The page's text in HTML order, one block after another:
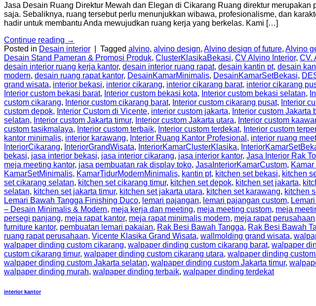
Jasa Desain Ruang Direktur Mewah dan Elegan di Cikarang Ruang direktur
saja. Sebaliknya, ruang tersebut perlu menunjukkan wibawa, profesionalisme, dan
hadir untuk membantu Anda mewujudkan ruang kerja yang berkelas. Kami […]
Continue reading →
Posted in Desain interior Tagged alvino, alvino design, Alvino design of future, Alvino
Desain Stand Pameran & Promosi Produk, ClusterKlasikaBekasi, CV Alvino Interior, CV.
desain interior ruang kerja kantor, desain interior ruang rapat, desain kantin pt, desain
modern, desain ruang rapat kantor, DesainKamarMinimalis, DesainKamarSetBekasi,
grand wisata, interior bekasi, interior cikarang, interior cikarang barat, interior cikarang
Interior custom bekasi barat, Interior custom bekasi kota, Interior custom bekasi selatan,
custom cikarang, Interior custom cikarang barat, Interior custom cikarang pusat, Interior
custom depok, Interior Custom di Vicente, interior custom jakarta, Interior custom Jakarta
selatan, Interior custom Jakarta timur, Interior custom Jakarta utara, Interior custom
custom tasikmalaya, Interior custom terbaik, Interior custom terdekat, Interior custom
kantor minimalis, interior karawang, Interior Ruang Kantor Profesional , interior ruang
InteriorCikarang, InteriorGrandWisata, InteriorKamarClusterKlasika,
bekasi, jasa interior bekasi, jasa interior cikarang, jasa interior kantor, Jasa Interior Rak
meja meeting kantor, jasa pembuatan rak display toko, JasaInteriorKamarCustom,
KamarSetMinimalis, KamarTidurModernMinimalis, kantin pt, kitchen set bekasi, kitchen
set cikarang selatan, kitchen set cikarang timur, kitchen set depok, kitchen set jakarta,
selatan, kitchen set jakarta timur, kitchen set jakarta utara, kitchen set karawang, kitchen
Lemari Bawah Tangga Finishing Duco, lemari pajangan, lemari pajangan custom,
– Desain Minimalis & Modern, meja kerja dan meeting, meja meeting custom, meja
persegi panjang, meja rapat kantor, meja rapat minimalis modern, meja rapat perusahaan,
furniture kantor, pembuatan lemari pakaian, Rak Besi Bawah Tangga, Rak Besi Bawah
ruang rapat perusahaan, Vicente Klasika Grand Wisata, wallmolding grand wisata,
walpaper dinding custom cikarang, walpaper dinding custom cikarang barat, walpaper
custom cikarang timur, walpaper dinding custom cikarang utara, walpaper dinding
walpaper dinding custom Jakarta selatan, walpaper dinding custom Jakarta timur,
walpaper dinding murah, walpaper dinding terbaik, walpaper dinding terdekat
interior kantor